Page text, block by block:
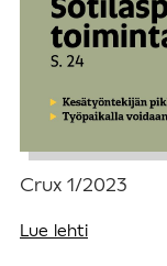
Crux 1/2023
Lue lehti